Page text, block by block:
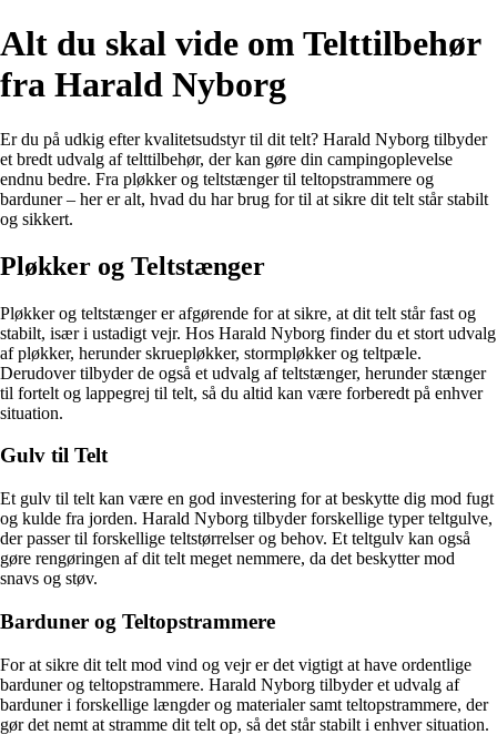
Alt du skal vide om Telttilbehør
fra Harald Nyborg
Er du på udkig efter kvalitetsudstyr til dit telt? Harald Nyborg tilbyder
et bredt udvalg af telttilbehør, der kan gøre din campingoplevelse
endnu bedre. Fra pløkker og teltstænger til teltopstrammere og
barduner – her er alt, hvad du har brug for til at sikre dit telt står stabilt
og sikkert.
Pløkker og Teltstænger
Pløkker og teltstænger er afgørende for at sikre, at dit telt står fast og
stabilt, især i ustadigt vejr. Hos Harald Nyborg finder du et stort udvalg
af pløkker, herunder skruepløkker, stormpløkker og teltpæle.
Derudover tilbyder de også et udvalg af teltstænger, herunder stænger
til fortelt og lappegrej til telt, så du altid kan være forberedt på enhver
situation.
Gulv til Telt
Et gulv til telt kan være en god investering for at beskytte dig mod fugt
og kulde fra jorden. Harald Nyborg tilbyder forskellige typer teltgulve,
der passer til forskellige teltstørrelser og behov. Et teltgulv kan også
gøre rengøringen af dit telt meget nemmere, da det beskytter mod
snavs og støv.
Barduner og Teltopstrammere
For at sikre dit telt mod vind og vejr er det vigtigt at have ordentlige
barduner og teltopstrammere. Harald Nyborg tilbyder et udvalg af
barduner i forskellige længder og materialer samt teltopstrammere, der
gør det nemt at stramme dit telt op, så det står stabilt i enhver situation.